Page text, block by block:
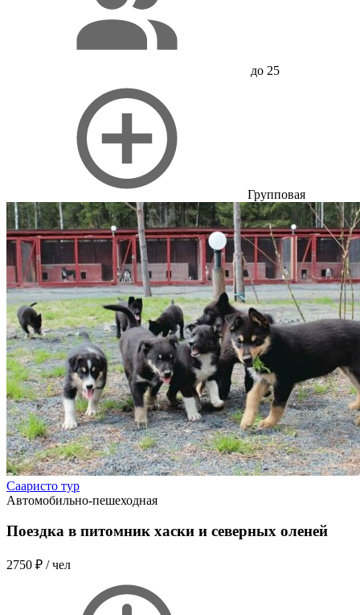
до 25
Групповая
Сааристо тур
Автомобильно-пешеходная
Поездка в питомник хаски и северных оленей
2750 ₽ / чел